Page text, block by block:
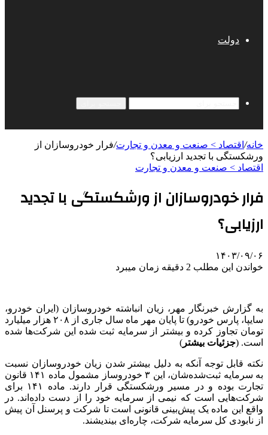
دولت
خانه/ اقتصاد > صنعت و معدن و تجارت/فرار خودروسازان از
ورشکستگی با تجدید ارزیابی؟
اقتصاد > صنعت و معدن و تجارت
فرار خودروسازان از ورشکستگی با تجدید
ارزیابی؟
۱۴۰۳/۰۹/۰۶
خواندن این مطلب 2 دقیقه زمان میبرد
به گزارش خبرنگار مهر، زیان انباشته خودروسازان (ایران خودرو،
سایپا، پارس خودرو) تا پایان مهر ماه سال جاری از ۲۰۸ هزار میلیارد
تومان تجاوز کرده و بیشتر از سرمایه ثبت شده این شرکت‌ها شده
است. (جزئیات بیشتر )
نکته قابل توجه آنکه به دلیل بیشتر شدن زیان خودروسازان نسبت
به سرمایه ثبت‌شده‌شان، این ۳ خودروساز مشمول ماده ۱۴۱ قانون
تجارت بوده و در مسیر ورشکستگی قرار دارند. ماده ۱۴۱ برای
شرکت‌هایی است که نیمی از سرمایه خود را از دست داده‌اند. در
واقع این ماده یک پیش‌بینی قانونی است تا شرکت و پرسنل آن پیش
از نابودی کل سرمایه شرکت، چاره‌ای بیندیشند.